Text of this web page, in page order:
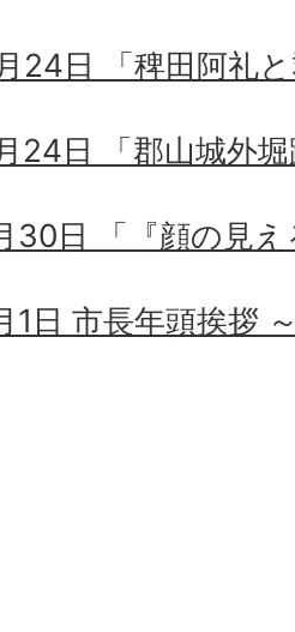
24日 「稗田阿礼
24日 「郡山城外
30日 「『顔の見
1日 市長年頭挨拶